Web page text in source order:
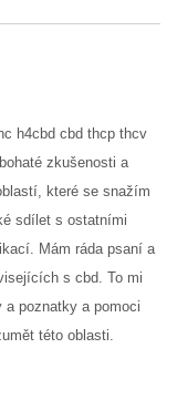
h4cbd cbd thcp thcv
zkušenosti a
které se snažím
sdílet s ostatními
Mám ráda psaní a
s cbd. To mi
poznatky a pomoci
této oblasti.